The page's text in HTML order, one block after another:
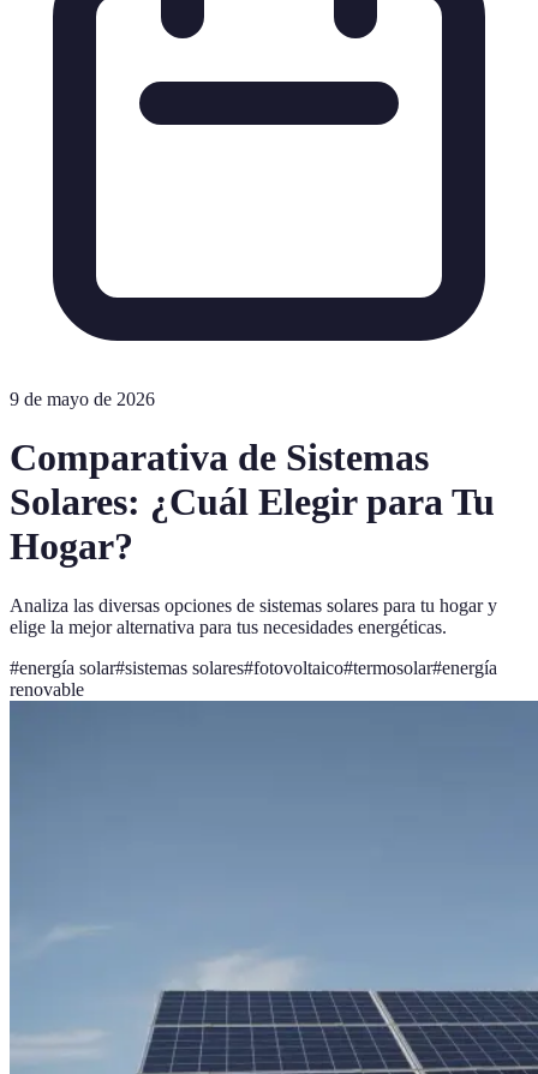
9 de mayo de 2026
Comparativa de Sistemas
Solares: ¿Cuál Elegir para Tu
Hogar?
Analiza las diversas opciones de sistemas solares para tu hogar y
elige la mejor alternativa para tus necesidades energéticas.
#energía solar#sistemas solares#fotovoltaico#termosolar#energía
renovable